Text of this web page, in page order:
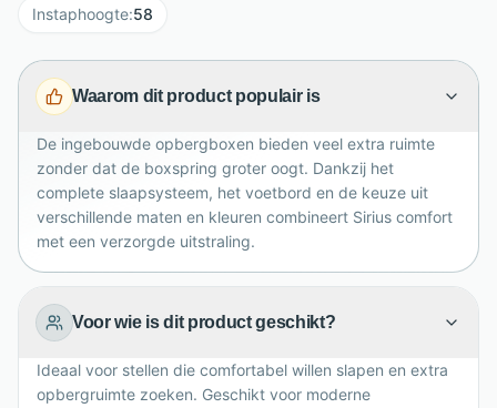
set bestaat uit stevige boxen, een pocketveringmatras
een instaphoogte van 58 cm stap je gemakkelijk in en
uit bed. Sirius is verkrijgbaar in meerdere maten en
uitstapverlichting of sfeervolle hoofdbordverlichting
voor extra gemak in de slaapkamer.
Instaphoogte:58
Waarom dit product populair is
De ingebouwde opbergboxen bieden veel extra ruimte
zonder dat de boxspring groter oogt. Dankzij het
complete slaapsysteem, het voetbord en de keuze uit
verschillende maten en kleuren combineert Sirius comfort
met een verzorgde uitstraling.
Voor wie is dit product geschikt?
Ideaal voor stellen die comfortabel willen slapen en extra
opbergruimte zoeken. Geschikt voor moderne